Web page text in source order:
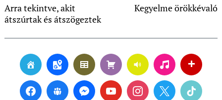
Arra tekintve, akit
átszúrtak és átszögeztek
Kegyelme örökkévaló